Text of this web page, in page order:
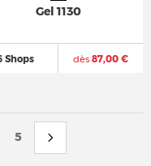
Gel 1130
Shops dès87,00 €
5